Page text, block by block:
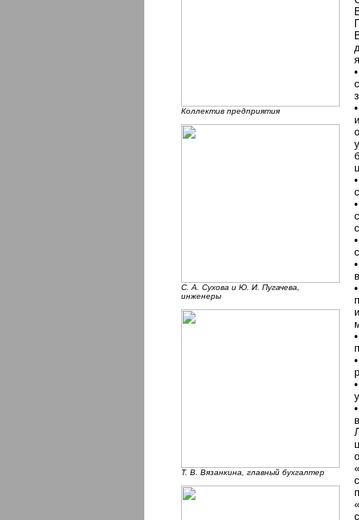
Коллектив предприятия
С. А. Сухова и Ю. И. Пугачева,
инженеры
Т. В. Вязанкина, главный бухгалтер